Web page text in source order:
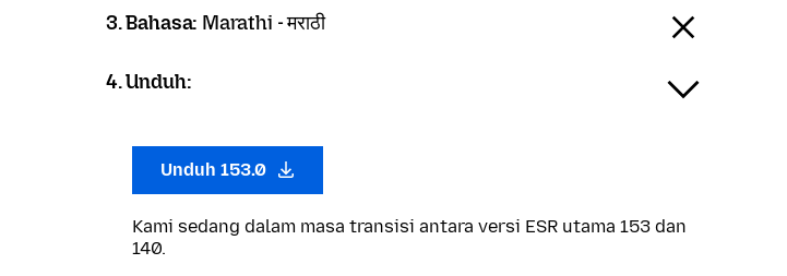
3. Bahasa: Marathi - मराठी
4. Unduh:
Unduh 153.0
Kami sedang dalam masa transisi antara versi ESR utama 153 dan
140.